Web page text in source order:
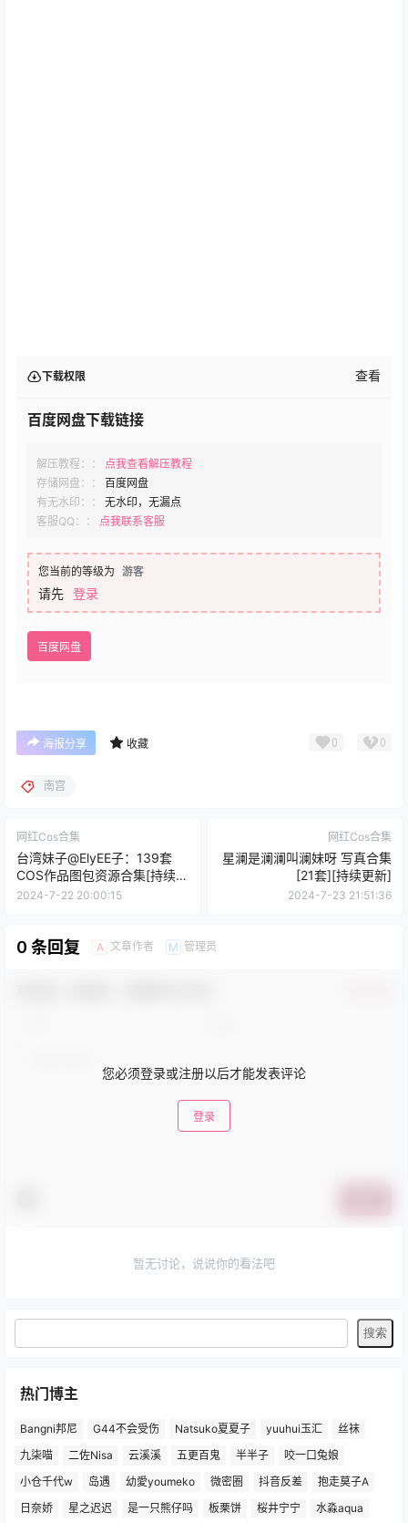
下载权限 查看
百度网盘下载链接
解压教程：：
点我查看解压教程
存储网盘：：
百度网盘
有无水印：：
无水印，无漏点
客服QQ：：
点我联系客服
您当前的等级为 游客
请先 登录
百度网盘
海报分享 收藏 0 0
南宫
网红Cos合集
台湾妹子@ElyEE子：139套
COS作品图包资源合集[持续更
新]
2024-7-22 20:00:15
网红Cos合集
星澜是澜澜叫澜妹呀 写真合集
[21套][持续更新]
2024-7-23 21:51:36
0 条回复 A 文章作者 M 管理员
您必须登录或注册以后才能发表评论
登录
暂无讨论，说说你的看法吧
热门博主
Bangni邦尼 G44不会受伤 Natsuko夏夏子 yuuhui玉汇
丝袜
九柒喵
二佐Nisa 云溪溪 五更百鬼 半半子
咬一口兔娘
小仓千代w
岛遇 幼愛youmeko 微密圈 抖音反差
抱走莫子A
日奈娇
星之迟迟 是一只熊仔吗 板栗饼 桜井宁宁 水淼aqua